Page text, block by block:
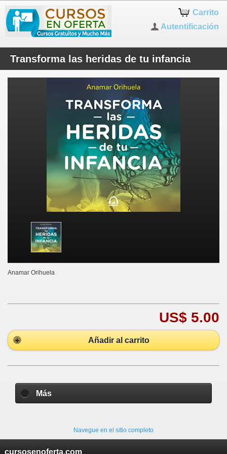
Carrito
Autentificación
Transforma las heridas de tu infancia
Anamar Orihuela
US$ 5.00
Añadir al carrito
Más
Navegue en el sitio completo
cursosenoferta.com